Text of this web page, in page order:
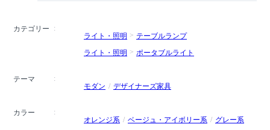
カテゴリー
ライト・照明
テーブルランプ
ライト・照明
ポータブルライト
テーマ
モダン
デザイナーズ家具
カラー
オレンジ系
ベージュ・アイボリー系 グレー系